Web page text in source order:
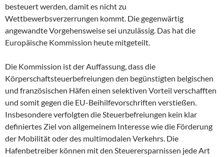
besteuert werden, damit es nicht zu
Wettbewerbsverzerrungen kommt. Die gegenwärtig
angewandte Vorgehensweise sei unzulässig. Das hat die
Europäische Kommission heute mitgeteilt.
Die Kommission ist der Auffassung, dass die
Körperschaftsteuerbefreiungen den begünstigten belgischen
und französischen Häfen einen selektiven Vorteil verschafften
und somit gegen die EU-Beihilfevorschriften verstießen.
Insbesondere verfolgten die Steuerbefreiungen kein klar
definiertes Ziel von allgemeinem Interesse wie die Förderung
der Mobilität oder des multimodalen Verkehrs. Die
Hafenbetreiber können mit den Steuerersparnissen jede Art